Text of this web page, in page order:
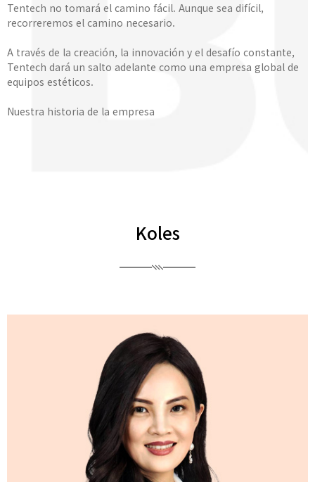
Tentech no tomará el camino fácil. Aunque sea difícil,
recorreremos el camino necesario.
A través de la creación, la innovación y el desafío constante,
Tentech dará un salto adelante como una empresa global de
equipos estéticos.
Nuestra historia de la empresa
Koles